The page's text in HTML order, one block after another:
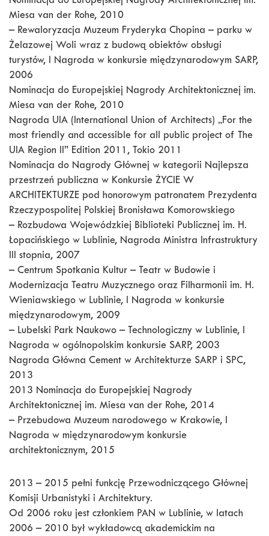
Miesa van der Rohe, 2010
– Rewaloryzacja Muzeum Fryderyka Chopina – parku w
Żelazowej Woli wraz z budową obiektów obsługi
turystów, I Nagroda w konkursie międzynarodowym SARP,
2006
Nominacja do Europejskiej Nagrody Architektonicznej im.
Miesa van der Rohe, 2010
Nagroda UIA (International Union of Architects) „For the
most friendly and accessible for all public project of The
UIA Region II” Edition 2011, Tokio 2011
Nominacja do Nagrody Głównej w kategorii Najlepsza
przestrzeń publiczna w Konkursie ŻYCIE W
ARCHITEKTURZE pod honorowym patronatem Prezydenta
Rzeczypospolitej Polskiej Bronisława Komorowskiego
– Rozbudowa Wojewódzkiej Biblioteki Publicznej im. H.
Łopacińskiego w Lublinie, Nagroda Ministra Infrastruktury
III stopnia, 2007
– Centrum Spotkania Kultur – Teatr w Budowie i
Modernizacja Teatru Muzycznego oraz Filharmonii im. H.
Wieniawskiego w Lublinie, I Nagroda w konkursie
międzynarodowym, 2009
– Lubelski Park Naukowo – Technologiczny w Lublinie, I
Nagroda w ogólnopolskim konkursie SARP, 2003
Nagroda Główna Cement w Architekturze SARP i SPC,
2013
2013 Nominacja do Europejskiej Nagrody
Architektonicznej im. Miesa van der Rohe, 2014
– Przebudowa Muzeum narodowego w Krakowie, I
Nagroda w międzynarodowym konkursie
architektonicznym, 2015
2013 – 2015 pełni funkcję Przewodniczącego Głównej
Komisji Urbanistyki i Architektury.
Od 2006 roku jest członkiem PAN w Lublinie, w latach
2006 – 2010 był wykładowcą akademickim na